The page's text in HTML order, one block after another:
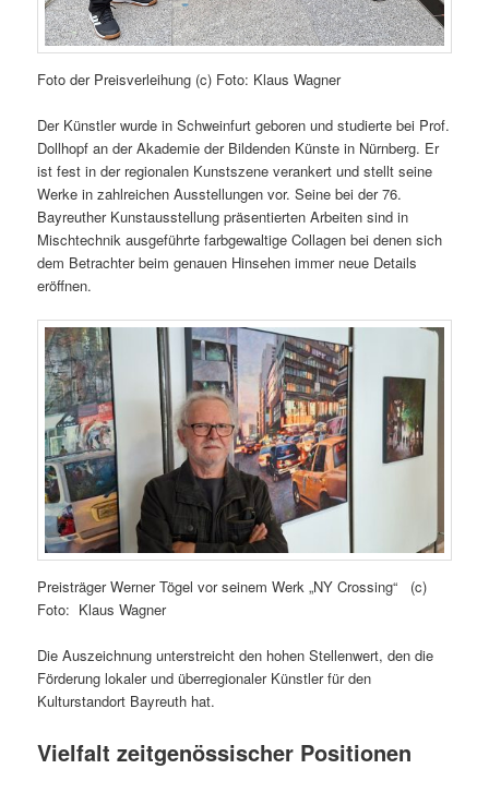
Foto der Preisverleihung (c) Foto: Klaus Wagner
Der Künstler wurde in Schweinfurt geboren und studierte bei Prof.
Dollhopf an der Akademie der Bildenden Künste in Nürnberg. Er
ist fest in der regionalen Kunstszene verankert und stellt seine
Werke in zahlreichen Ausstellungen vor. Seine bei der 76.
Bayreuther Kunstausstellung präsentierten Arbeiten sind in
Mischtechnik ausgeführte farbgewaltige Collagen bei denen sich
dem Betrachter beim genauen Hinsehen immer neue Details
eröffnen.
Preisträger Werner Tögel vor seinem Werk „NY Crossing“ (c)
Foto: Klaus Wagner
Die Auszeichnung unterstreicht den hohen Stellenwert, den die
Förderung lokaler und überregionaler Künstler für den
Kulturstandort Bayreuth hat.
Vielfalt zeitgenössischer Positionen